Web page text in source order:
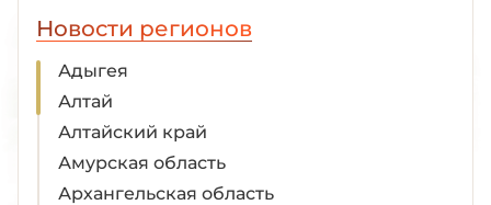
Новости регионов
Адыгея
Алтай
Алтайский край
Амурская область
Архангельская область